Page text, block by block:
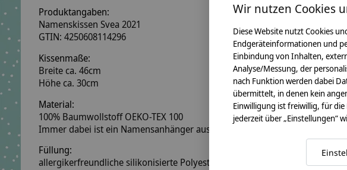
Produktangaben:
Namenskissen Svea 2021
GTIN: 4250608114296
Kissenmaße:
Breite ca. 46cm
Höhe ca. 30cm
Material:
100% Baumwollstoff OEKO-TEX 100
Immer dabei ist ein Namensanhänger aus Holzwürfeln
Füllung:
allergikerfreundliche silikonisierte Polyesterfaserbällchen OEKO-TEX 100
Wir nutzen Cookies
Diese Website nutzt Cookies
Endgeräteinformationen und
Einbindung von Inhalten,
Analyse/Messung, der
nach Funktion werden dabei
übermittelt, in denen kein
Einwilligung ist freiwillig, für
jederzeit über „Einstellungen“